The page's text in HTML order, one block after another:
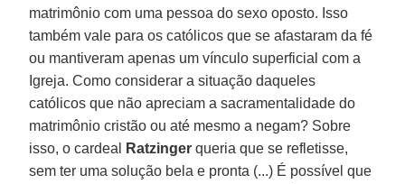
matrimônio com uma pessoa do sexo oposto. Isso
também vale para os católicos que se afastaram da fé
ou mantiveram apenas um vínculo superficial com a
Igreja. Como considerar a situação daqueles
católicos que não apreciam a sacramentalidade do
matrimônio cristão ou até mesmo a negam? Sobre
isso, o cardeal
Ratzinger queria que se refletisse,
sem ter uma solução bela e pronta (...) É possível que